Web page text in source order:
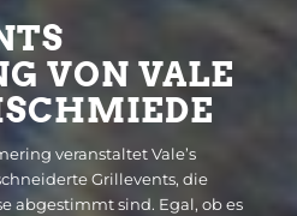
VON VALE
veranstaltet Vale’s
Grillevents, die
abgestimmt sind. Egal, ob es